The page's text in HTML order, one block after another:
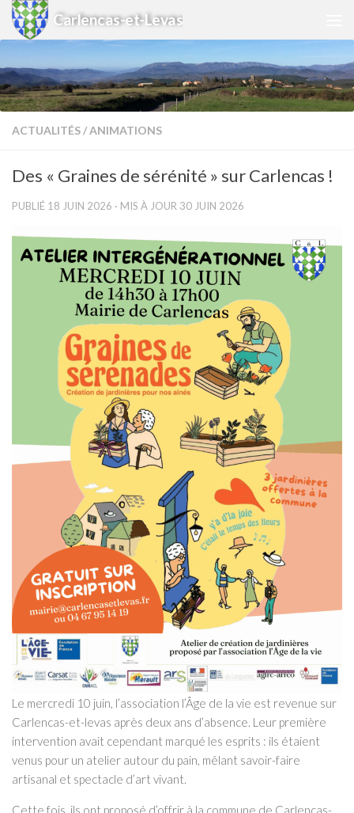
Skip to content
Carlencas-et-Levas
ACTUALITÉS/ANIMATIONS
Des « Graines de sérénité » sur Carlencas !
PUBLIÉ 18 JUIN 2026 · MIS À JOUR 30 JUIN 2026
Le mercredi 10 juin, l’association l’Âge de la vie est revenue sur
Carlencas-et-levas après deux ans d’absence. Leur première
intervention avait cependant marqué les esprits : ils étaient
venus pour un atelier autour du pain, mêlant savoir-faire
artisanal et spectacle d’art vivant.
Cette fois, ils ont proposé d’offrir à la commune de Carlencas-